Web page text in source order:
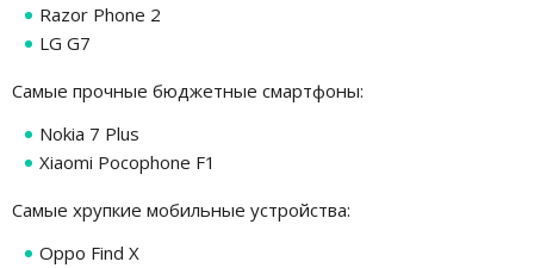
Razor Phone 2
LG G7
Самые прочные бюджетные смартфоны:
Nokia 7 Plus
Xiaomi Pocophone F1
Самые хрупкие мобильные устройства:
Oppo Find X